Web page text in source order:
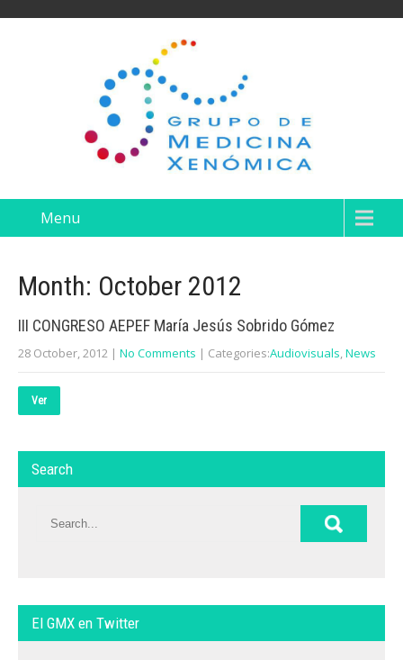
Menu
Month: October 2012
III CONGRESO AEPEF María Jesús Sobrido Gómez
28 October, 2012 | No Comments | Categories:Audiovisuals,News
Ver
Search
El GMX en Twitter